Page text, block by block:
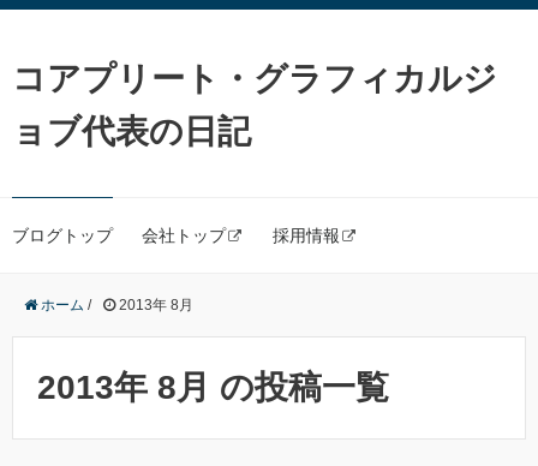
コアプリート・グラフィカルジ
ョブ代表の日記
ブログトップ 会社トップ 採用情報
ホーム / 2013年 8月
2013年 8月 の投稿一覧